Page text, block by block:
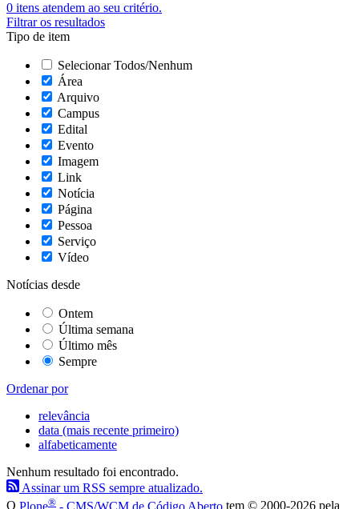
0 itens atendem ao seu critério.
Filtrar os resultados
Tipo de item
Selecionar Todos/Nenhum
Área
Arquivo
Campus
Edital
Evento
Imagem
Link
Notícia
Página
Pessoa
Serviço
Vídeo
Notícias desde
Ontem
Última semana
Último mês
Sempre
Ordenar por
relevância
data (mais recente primeiro)
alfabeticamente
Nenhum resultado foi encontrado.
Assinar um RSS sempre atualizado.
O Plone® - CMS/WCM de Código Aberto tem © 2000-2026 pela